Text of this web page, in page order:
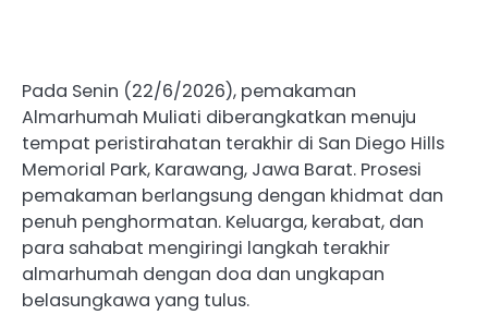
Pada Senin (22/6/2026), pemakaman
Almarhumah Muliati diberangkatkan menuju
tempat peristirahatan terakhir di San Diego Hills
Memorial Park, Karawang, Jawa Barat. Prosesi
pemakaman berlangsung dengan khidmat dan
penuh penghormatan. Keluarga, kerabat, dan
para sahabat mengiringi langkah terakhir
almarhumah dengan doa dan ungkapan
belasungkawa yang tulus.